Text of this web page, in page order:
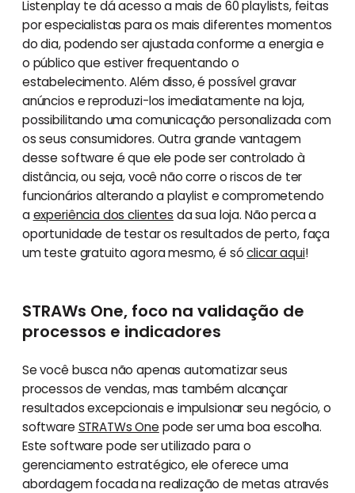
Listenplay te dá acesso a mais de 60 playlists, feitas
por especialistas para os mais diferentes momentos
do dia, podendo ser ajustada conforme a energia e
o público que estiver frequentando o
estabelecimento. Além disso, é possível gravar
anúncios e reproduzi-los imediatamente na loja,
possibilitando uma comunicação personalizada com
os seus consumidores. Outra grande vantagem
desse software é que ele pode ser controlado à
distância, ou seja, você não corre o riscos de ter
funcionários alterando a playlist e comprometendo
aexperiência dos clientes da sua loja. Não perca a
oportunidade de testar os resultados de perto, faça
um teste gratuito agora mesmo, é sóclicar aqui!
STRAWs One, foco na validação de
processos e indicadores
Se você busca não apenas automatizar seus
processos de vendas, mas também alcançar
resultados excepcionais e impulsionar seu negócio, o
software STRATWs One pode ser uma boa escolha.
Este software pode ser utilizado para o
gerenciamento estratégico, ele oferece uma
abordagem focada na realização de metas através